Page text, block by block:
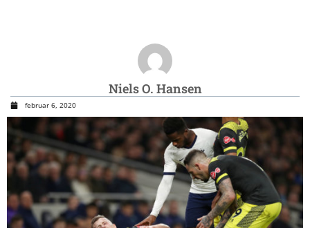
Niels O. Hansen
februar 6, 2020